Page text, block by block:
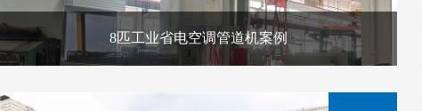
8匹工业省电空调管道机案例